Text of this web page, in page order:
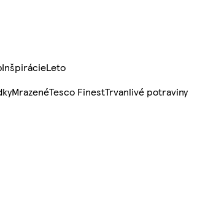
InšpirácieLeto
MrazenéTesco FinestTrvanlivé potraviny